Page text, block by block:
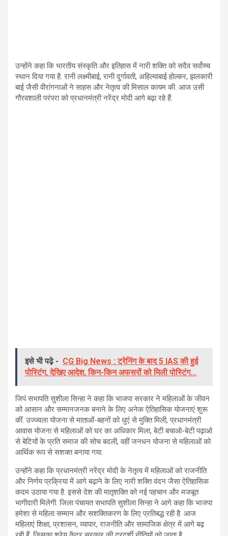
उन्होंने कहा कि भारतीय संस्कृति और इतिहास में नारी शक्ति को सदैव सर्वोच्च
स्थान दिया गया है. रानी लक्ष्मीबाई, रानी दुर्गावती, अहिल्याबाई होल्कर, झलकारी
बाई जैसी वीरांगनाओं ने साहस और नेतृत्व की मिसाल कायम की. आज उसी
गौरवशाली परंपरा को प्रधानमंत्री नरेंद्र मोदी आगे बढ़ा रहे हैं.
इसे भी पढ़े - CG Big News : ट्रेनिंग के बाद 5 IAS की हुई
पोस्टिंग, देखिए आदेश, किन-किन अफसरों को मिली पोस्टिंग...
जिपं सभापति सुशीला सिन्हा ने कहा कि भाजपा सरकार ने महिलाओं के जीवन
को आसान और सम्मानजनक बनाने के लिए अनेक ऐतिहासिक योजनाएं शुरू
कीं. उज्ज्वला योजना से माताओं-बहनों को धुएं से मुक्ति मिली, प्रधानमंत्री
आवास योजना से महिलाओं को घर का अधिकार मिला, बेटी बचाओ-बेटी पढ़ाओ
से बेटियों के प्रति समाज की सोच बदली, वहीं जनधन योजना से महिलाओं को
आर्थिक रूप से सशक्त बनाया गया.
उन्होंने कहा कि प्रधानमंत्री नरेंद्र मोदी के नेतृत्व में महिलाओं को राजनीति
और निर्णय प्रक्रिया में आगे बढ़ाने के लिए नारी शक्ति वंदन जैसा ऐतिहासिक
कदम उठाया गया है. इससे देश की मातृशक्ति को नई पहचान और मजबूत
भागीदारी मिलेगी. जिला पंचायत सभापति सुशीला सिन्हा ने आगे कहा कि भाजपा
हमेशा से महिला सम्मान और सशक्तिकरण के लिए प्रतिबद्ध रही है. आज
महिलाएं शिक्षा, प्रशासन, व्यापार, राजनीति और सामाजिक क्षेत्र में आगे बढ़